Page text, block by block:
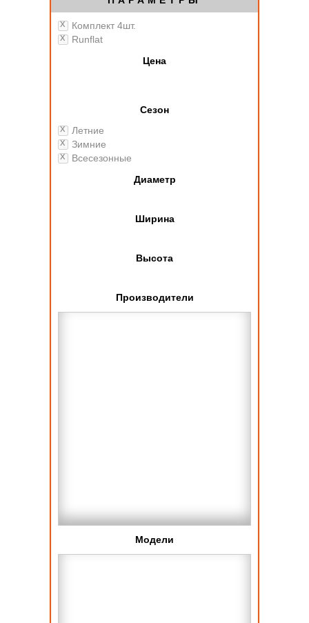
Комплект 4шт.
Runflat
Цена
Сезон
Летние
Зимние
Всесезонные
Диаметр
Ширина
Высота
Производители
Модели